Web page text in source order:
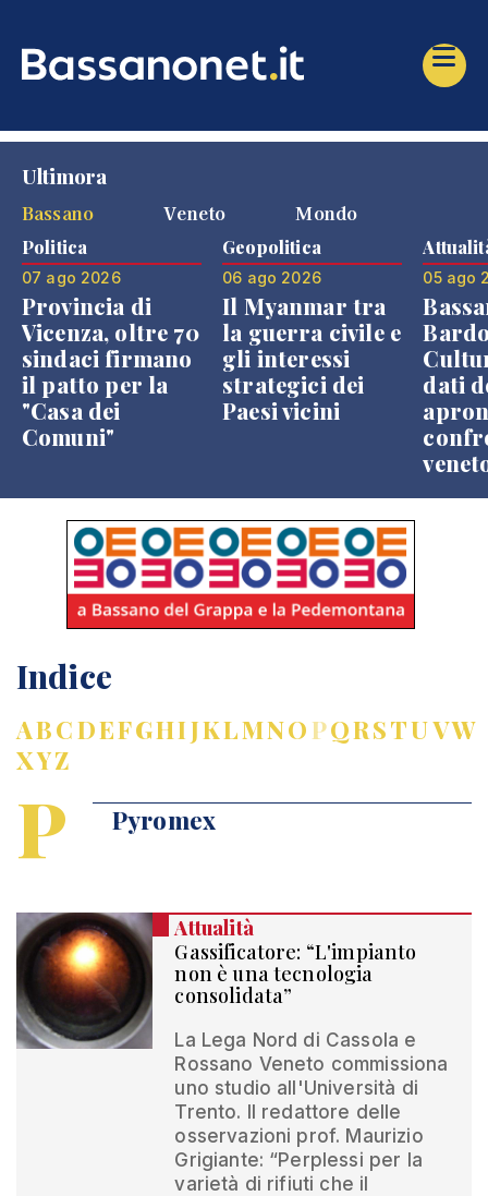
Ultimora
Bassano
Veneto Mondo
Politica
07 ago 2026
Provincia di
Vicenza, oltre 70
sindaci firmano
il patto per la
"Casa dei
Comuni"
Geopolitica
06 ago 2026
Il Myanmar tra
la guerra civile e
gli interessi
strategici dei
Paesi vicini
05 ago
dati
Indice
ABCDEFGHIJKLMNOPQRSTUVW
XYZ
P Pyromex
Attualità
Gassificatore: “L'impianto
non è una tecnologia
consolidata”
La Lega Nord di Cassola e
Rossano Veneto commissiona
uno studio all'Università di
Trento. Il redattore delle
osservazioni prof. Maurizio
Grigiante: “Perplessi per la
varietà di rifiuti che il